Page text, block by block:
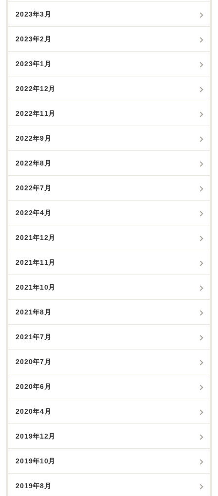
2023年3月
2023年2月
2023年1月
2022年12月
2022年11月
2022年9月
2022年8月
2022年7月
2022年4月
2021年12月
2021年11月
2021年10月
2021年8月
2021年7月
2020年7月
2020年6月
2020年4月
2019年12月
2019年10月
2019年8月